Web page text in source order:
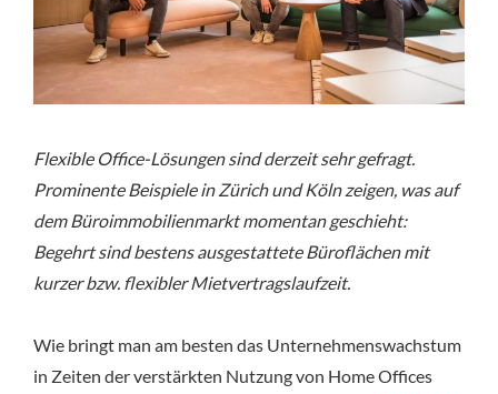
Flexible Office-Lösungen sind derzeit sehr gefragt.
Prominente Beispiele in Zürich und Köln zeigen, was auf
dem Büroimmobilienmarkt momentan geschieht:
Begehrt sind bestens ausgestattete Büroflächen mit
kurzer bzw. flexibler Mietvertragslaufzeit.
Wie bringt man am besten das Unternehmenswachstum
in Zeiten der verstärkten Nutzung von Home Offices